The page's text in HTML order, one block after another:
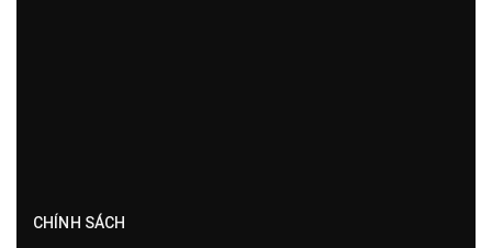
CHÍNH SÁCH